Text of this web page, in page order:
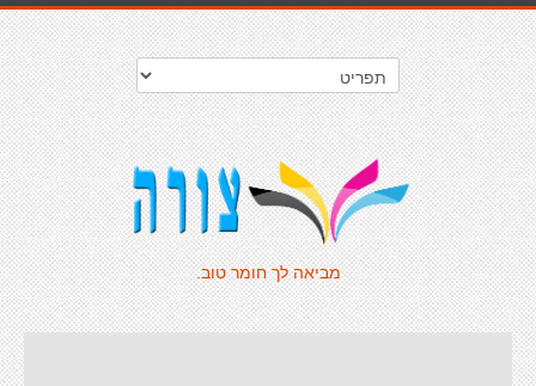
מביאה לך חומר טוב.